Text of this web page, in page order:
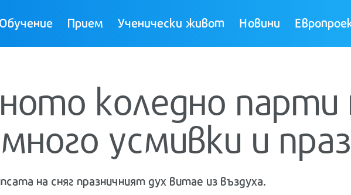
Обучение Прием Ученически живот Новини
коледно парти
усмивки и
на сняг празничният дух витае из въздуха.